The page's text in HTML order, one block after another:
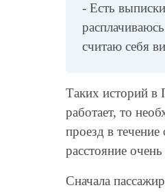
- Есть
считаю себя
Таких историй в
работает, то
проезд в
расстояние
Сначала